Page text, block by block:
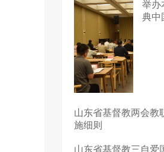
举办
典中
山东省基督教两会教
施细则
山东省基督教三自爱